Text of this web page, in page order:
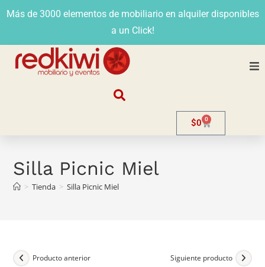
Más de 3000 elementos de mobiliario en alquiler disponibles
a un Click!
Contacto
$0 0
Silla Picnic Miel
> Tienda > Silla Picnic Miel
Producto anterior Siguiente producto